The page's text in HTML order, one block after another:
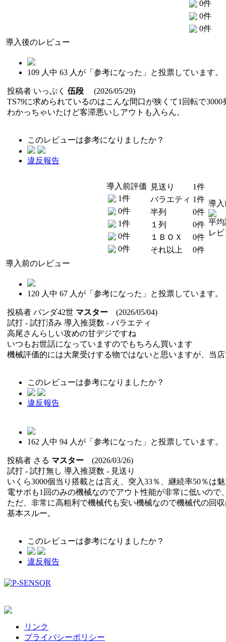
0件
0件
0件
導入後のレビュー
109 人中 63 人が「参考になった」と投票しています。
投稿者 いっぷく 伍段 (2026/05/29)
TS79に求められているのはこんな間口が狭くて1回転で
わかっちゃいたけど客滞悪いしアウトも入らん。
このレビューは参考になりましたか？
違反報告
導入前評価
1件
0件
1件
0件
0件
見送り
1件
バラエティ 1件
半列
0件
１列
0件
１ＢＯＸ
0件
それ以上
0件
導
平均
レ
導入前のレビュー
120 人中 67 人が「参考になった」と投票しています。
投稿者 パンダ42世 マスター (2026/05/04)
試打 - 試打済み 導入推奨数 - バラエティ
高尾さんらしい攻めの甘デジですね
いつもお世話になっていますのでもちろん買います
機械評価的には大衆受けする物ではないと思いますが、当
このレビューは参考になりましたか？
違反報告
162 人中 94 人が「参考になった」と投票しています。
投稿者 さる マスター (2026/03/26)
試打 - 試打無し 導入推奨数 - 見送り
いくら3000個当り搭載とは言え、突入33％、継続率50％は
電サポも1回のみの機械なのでアウト性能が非常に低いので
ただ、非常に高粗利で機械代も安い機械なので機械代の回
基本スルー。
このレビューは参考になりましたか？
違反報告
リンク
プライバシーポリシー